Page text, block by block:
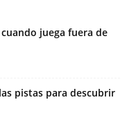
juega fuera de
pistas para descubrir